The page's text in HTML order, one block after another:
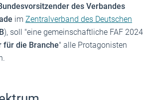
des Verbandes
im Zentralverband des Deutschen
), soll "eine gemeinschaftliche FAF 2024
für die Branche" alle Protagonisten